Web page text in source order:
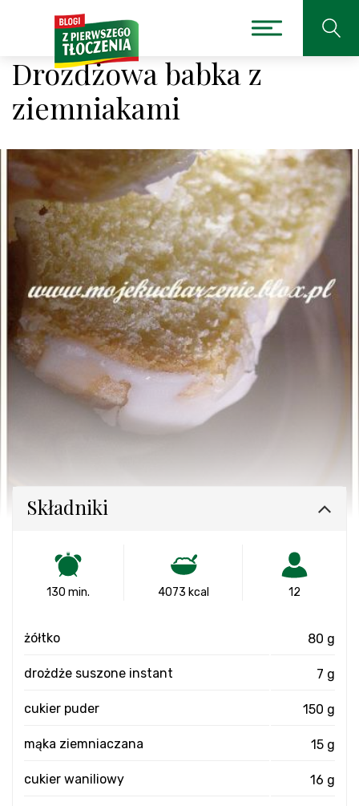
Drożdżowa babka z
ziemniakami
Składniki
130 min. 4073 kcal 12
żółtko 80 g
drożdże suszone instant 7 g
cukier puder 150 g
mąka ziemniaczana 15 g
cukier waniliowy 16 g